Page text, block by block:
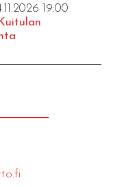
19:00